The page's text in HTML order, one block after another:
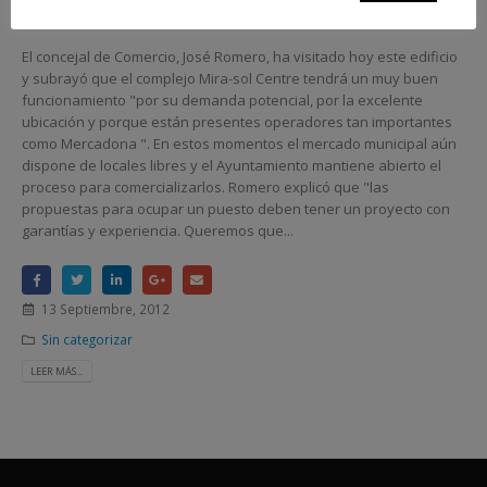
El concejal de Comercio, José Romero, ha visitado hoy este edificio
y subrayó que el complejo Mira-sol Centre tendrá un muy buen
funcionamiento "por su demanda potencial, por la excelente
ubicación y porque están presentes operadores tan importantes
como Mercadona ". En estos momentos el mercado municipal aún
dispone de locales libres y el Ayuntamiento mantiene abierto el
proceso para comercializarlos. Romero explicó que "las
propuestas para ocupar un puesto deben tener un proyecto con
garantías y experiencia. Queremos que...
13 Septiembre, 2012
Sin categorizar
LEER MÁS...